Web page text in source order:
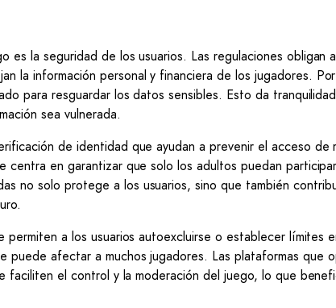
la seguridad de los usuarios. Las regulaciones obligan
la información personal y financiera de los jugadores.
para resguardar los datos sensibles. Esto da
sea vulnerada.
de identidad que ayudan a prevenir el acceso de
en garantizar que solo los adultos puedan
no solo protege a los usuarios, sino que también
a los usuarios autoexcluirse o establecer límites
puede afectar a muchos jugadores. Las plataformas que
faciliten el control y la moderación del juego, lo que